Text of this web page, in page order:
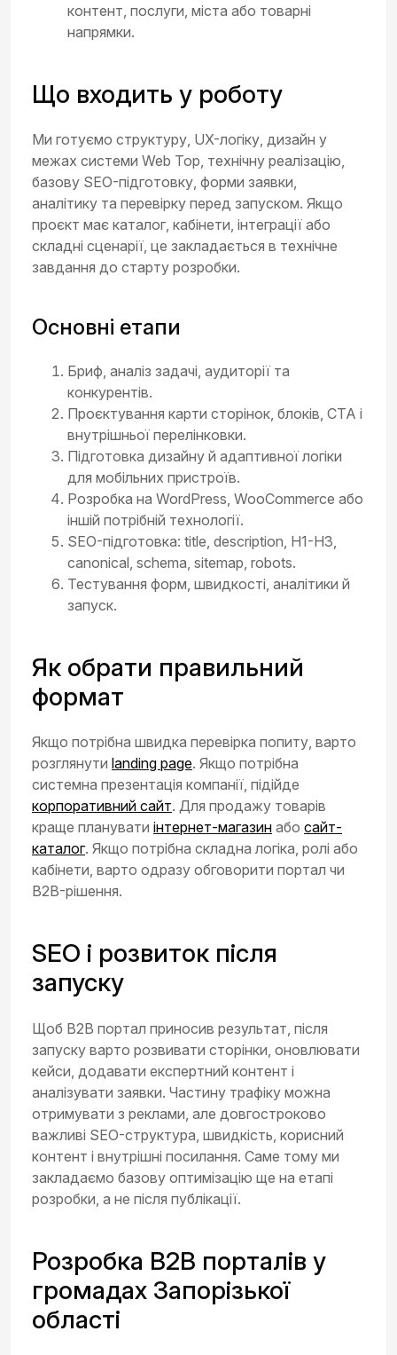
контент, послуги, міста або товарні
напрямки.
Що входить у роботу
Ми готуємо структуру, UX-логіку, дизайн у
межах системи Web Top, технічну реалізацію,
базову SEO-підготовку, форми заявки,
аналітику та перевірку перед запуском. Якщо
проєкт має каталог, кабінети, інтеграції або
складні сценарії, це закладається в технічне
завдання до старту розробки.
Основні етапи
Бриф, аналіз задачі, аудиторії та
конкурентів.
Проєктування карти сторінок, блоків, CTA і
внутрішньої перелінковки.
Підготовка дизайну й адаптивної логіки
для мобільних пристроїв.
Розробка на WordPress, WooCommerce або
іншій потрібній технології.
SEO-підготовка: title, description, H1-H3,
canonical, schema, sitemap, robots.
Тестування форм, швидкості, аналітики й
запуск.
Як обрати правильний
формат
Якщо потрібна швидка перевірка попиту, варто
розглянути landing page. Якщо потрібна
системна презентація компанії, підійде
корпоративний сайт. Для продажу товарів
краще планувати інтернет-магазин або сайт-
каталог. Якщо потрібна складна логіка, ролі або
кабінети, варто одразу обговорити портал чи
B2B-рішення.
SEO і розвиток після
запуску
Щоб B2B портал приносив результат, після
запуску варто розвивати сторінки, оновлювати
кейси, додавати експертний контент і
аналізувати заявки. Частину трафіку можна
отримувати з реклами, але довгостроково
важливі SEO-структура, швидкість, корисний
контент і внутрішні посилання. Саме тому ми
закладаємо базову оптимізацію ще на етапі
розробки, а не після публікації.
Розробка B2B порталів у
громадах Запорізької
області